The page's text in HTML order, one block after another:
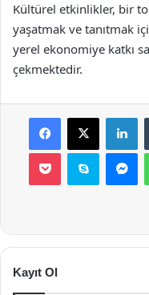
Kültürel etkinlikler, bir
yaşatmak ve tanıtmak
yerel ekonomiye katkı
çekmektedir.
Facebook
X
Pocket Skype
Kayıt Ol